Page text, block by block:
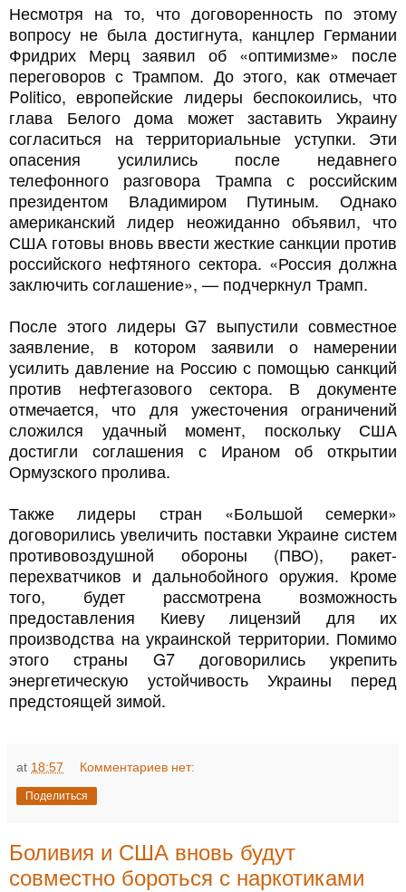
Несмотря на то, что договоренность по этому
вопросу не была достигнута, канцлер Германии
Фридрих Мерц заявил об «оптимизме» после
переговоров с Трампом. До этого, как отмечает
Politico, европейские лидеры беспокоились, что
глава Белого дома может заставить Украину
согласиться на территориальные уступки. Эти
опасения усилились после недавнего
телефонного разговора Трампа с российским
президентом Владимиром Путиным. Однако
американский лидер неожиданно объявил, что
США готовы вновь ввести жесткие санкции против
российского нефтяного сектора. «Россия должна
заключить соглашение», — подчеркнул Трамп.
После этого лидеры G7 выпустили совместное
заявление, в котором заявили о намерении
усилить давление на Россию с помощью санкций
против нефтегазового сектора. В документе
отмечается, что для ужесточения ограничений
сложился удачный момент, поскольку США
достигли соглашения с Ираном об открытии
Ормузского пролива.
Также лидеры стран «Большой семерки»
договорились увеличить поставки Украине систем
противовоздушной обороны (ПВО), ракет-
перехватчиков и дальнобойного оружия. Кроме
того, будет рассмотрена возможность
предоставления Киеву лицензий для их
производства на украинской территории. Помимо
этого страны G7 договорились укрепить
энергетическую устойчивость Украины перед
предстоящей зимой.
at 18:57 Комментариев нет:
Поделиться
Боливия и США вновь будут
совместно бороться с наркотиками